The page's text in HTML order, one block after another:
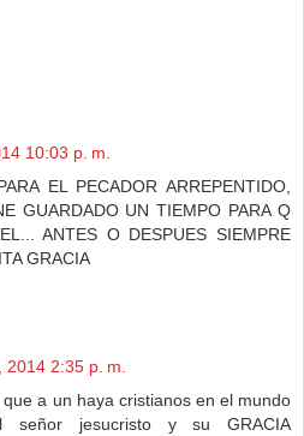
10:03 p. m.
EL PECADOR ARREPENTIDO,
GUARDADO UN TIEMPO PARA Q
ANTES O DESPUES SIEMPRE
GRACIA
2:35 p. m.
a un haya cristianos en el mundo
jesucristo y su GRACIA